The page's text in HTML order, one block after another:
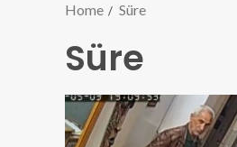
Home Süre
Süre